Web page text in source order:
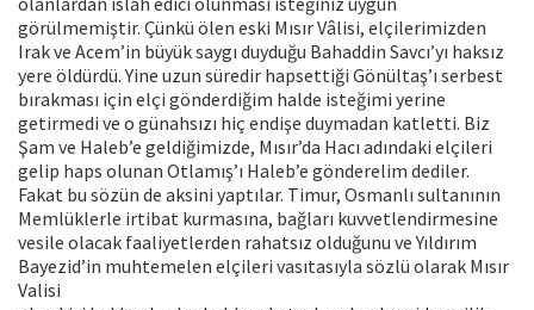
görülmemiştir. Çünkü ölen eski Mısır Vâlisi, elçilerimizden
Irak ve Acem’in büyük saygı duyduğu Bahaddin Savcı’yı haksız
yere öldürdü. Yine uzun süredir hapsettiği Gönültaş’ı serbest
bırakması için elçi gönderdiğim halde isteğimi yerine
getirmedi ve o günahsızı hiç endişe duymadan katletti. Biz
Şam ve Haleb’e geldiğimizde, Mısır’da Hacı adındaki elçileri
gelip haps olunan Otlamış’ı Haleb’e gönderelim dediler.
Fakat bu sözün de aksini yaptılar. Timur, Osmanlı sultanının
Memlüklerle irtibat kurmasına, bağları kuvvetlendirmesine
vesile olacak faaliyetlerden rahatsız olduğunu ve Yıldırım
Bayezid’in muhtemelen elçileri vasıtasıyla sözlü olarak Mısır
Valisi